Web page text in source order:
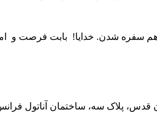
سفره شدن. خدایا! بابت فرصت و
قدس، پلاک سه، ساختمان آناتول